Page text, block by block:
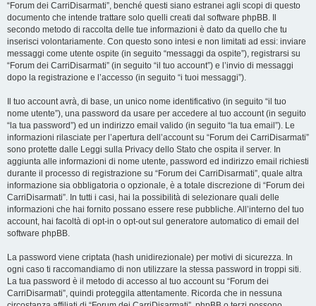
“Forum dei CarriDisarmati”, benché questi siano estranei agli scopi di questo
documento che intende trattare solo quelli creati dal software phpBB. Il
secondo metodo di raccolta delle tue informazioni è dato da quello che tu
inserisci volontariamente. Con questo sono intesi e non limitati ad essi: inviare
messaggi come utente ospite (in seguito “messaggi da ospite”), registrarsi su
“Forum dei CarriDisarmati” (in seguito “il tuo account”) e l’invio di messaggi
dopo la registrazione e l’accesso (in seguito “i tuoi messaggi”).
Il tuo account avrà, di base, un unico nome identificativo (in seguito “il tuo
nome utente”), una password da usare per accedere al tuo account (in seguito
“la tua password”) ed un indirizzo email valido (in seguito “la tua email”). Le
informazioni rilasciate per l’apertura dell’account su “Forum dei CarriDisarmati”
sono protette dalle Leggi sulla Privacy dello Stato che ospita il server. In
aggiunta alle informazioni di nome utente, password ed indirizzo email richiesti
durante il processo di registrazione su “Forum dei CarriDisarmati”, quale altra
informazione sia obbligatoria o opzionale, è a totale discrezione di “Forum dei
CarriDisarmati”. In tutti i casi, hai la possibilità di selezionare quali delle
informazioni che hai fornito possano essere rese pubbliche. All’interno del tuo
account, hai facoltà di opt-in o opt-out sul generatore automatico di email del
software phpBB.
La password viene criptata (hash unidirezionale) per motivi di sicurezza. In
ogni caso ti raccomandiamo di non utilizzare la stessa password in troppi siti.
La tua password è il metodo di accesso al tuo account su “Forum dei
CarriDisarmati”, quindi proteggila attentamente. Ricorda che in nessuna